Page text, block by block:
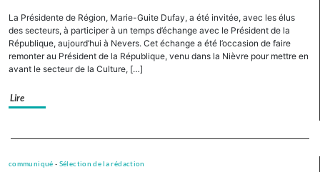
montagne
cinq
autres
Régions,
la
plan
La Présidente de Région, Marie-Guite Dufay, a été invitée, avec les élus
des secteurs, à participer à un temps d’échange avec le Président de la
République, aujourd’hui à Nevers. Cet échange a été l’occasion de faire
remonter au Président de la République, venu dans la Nièvre pour mettre en
avant le secteur de la Culture, […]
Lire
communiqué - Sélection de la rédaction